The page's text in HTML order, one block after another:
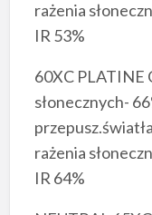
rażenia
IR 53%
60XC PLATINE
słonecznych-
rażenia
IR 64%